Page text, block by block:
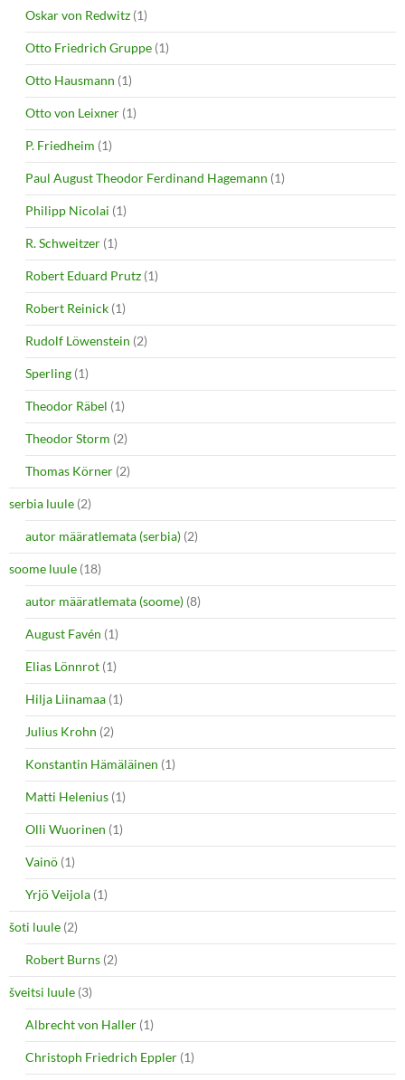
Oskar von Redwitz (1)
Otto Friedrich Gruppe (1)
Otto Hausmann (1)
Otto von Leixner (1)
P. Friedheim (1)
Paul August Theodor Ferdinand Hagemann (1)
Philipp Nicolai (1)
R. Schweitzer (1)
Robert Eduard Prutz (1)
Robert Reinick (1)
Rudolf Löwenstein (2)
Sperling (1)
Theodor Räbel (1)
Theodor Storm (2)
Thomas Körner (2)
serbia luule (2)
autor määratlemata (serbia) (2)
soome luule (18)
autor määratlemata (soome) (8)
August Favén (1)
Elias Lönnrot (1)
Hilja Liinamaa (1)
Julius Krohn (2)
Konstantin Hämäläinen (1)
Matti Helenius (1)
Olli Wuorinen (1)
Vainö (1)
Yrjö Veijola (1)
šoti luule (2)
Robert Burns (2)
šveitsi luule (3)
Albrecht von Haller (1)
Christoph Friedrich Eppler (1)